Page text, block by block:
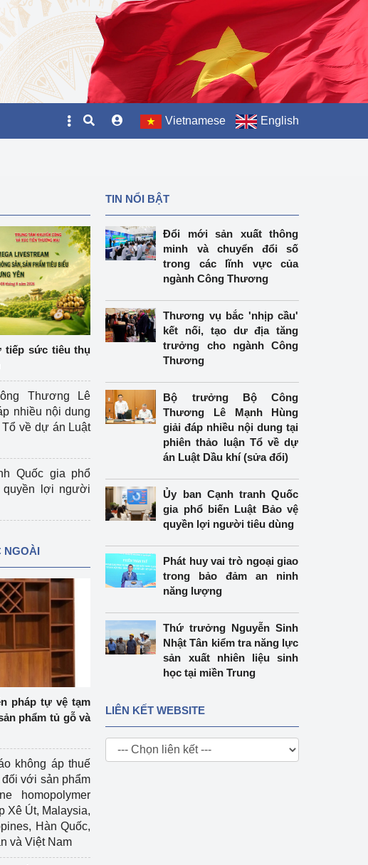
Vietnamese English
tiếp sức tiêu thụ
Thương Lê
nhiều nội dung
về dự án Luật
Quốc gia phổ
quyền lợi người
NGOÀI
pháp tự vệ tạm
phẩm tủ gỗ và
không áp thuế
với sản phẩm
homopolymer
Xê Út, Malaysia,
Hàn Quốc,
và Việt Nam
TIN NỔI BẬT
Đổi mới sản xuất thông
minh và chuyển đổi số
trong các lĩnh vực của
ngành Công Thương
Thương vụ bắc 'nhịp cầu'
kết nối, tạo dư địa tăng
trưởng cho ngành Công
Thương
Bộ trưởng Bộ Công
Thương Lê Mạnh Hùng
giải đáp nhiều nội dung tại
phiên thảo luận Tổ về dự
án Luật Dầu khí (sửa đổi)
Ủy ban Cạnh tranh Quốc
gia phổ biến Luật Bảo vệ
quyền lợi người tiêu dùng
Phát huy vai trò ngoại giao
trong bảo đảm an ninh
năng lượng
Thứ trưởng Nguyễn Sinh
Nhật Tân kiểm tra năng lực
sản xuất nhiên liệu sinh
học tại miền Trung
LIÊN KẾT WEBSITE